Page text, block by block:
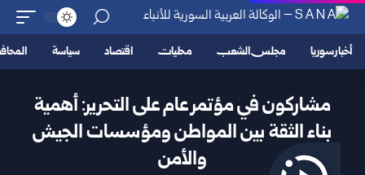
أخبار سوريا مجلس الشعب محليات اقتصاد سياسة
مشاركون في مؤتمر عام على التحرير: أهمية
بناء الثقة بين المواطن ومؤسسات الجيش
والأمن